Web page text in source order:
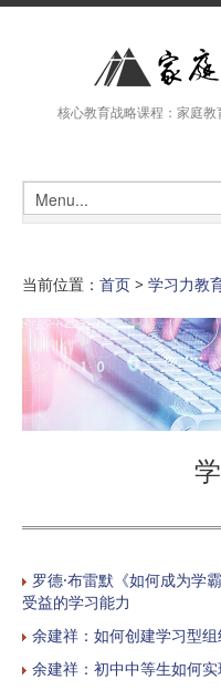
核心教育战略课程：家庭教
当前位置： 首页 > 学习力教
罗德·布雷默《如何成为学
受益的学习能力
余建祥：如何创建学习型组
余建祥：初中中等生如何